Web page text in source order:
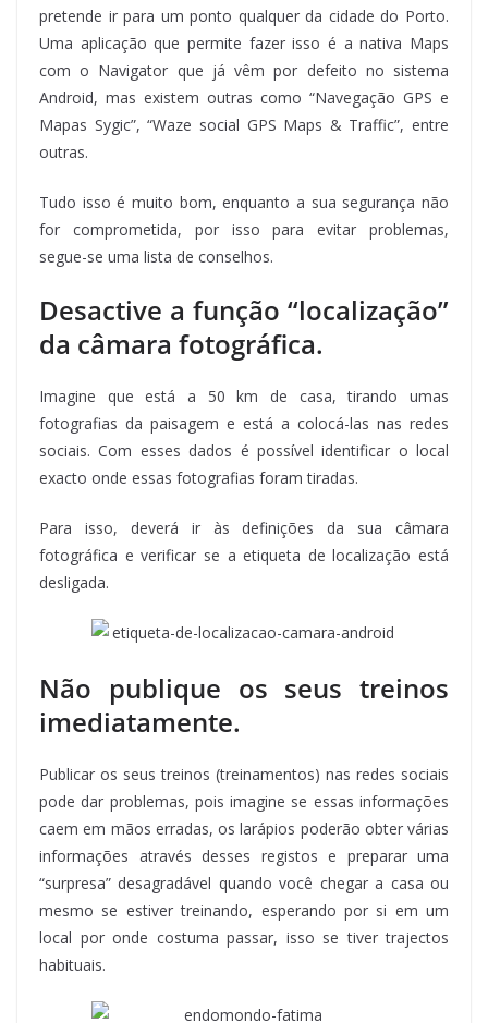
pretende ir para um ponto qualquer da cidade do Porto.
Uma aplicação que permite fazer isso é a nativa Maps
com o Navigator que já vêm por defeito no sistema
Android, mas existem outras como “Navegação GPS e
Mapas Sygic”, “Waze social GPS Maps & Traffic”, entre
outras.
Tudo isso é muito bom, enquanto a sua segurança não
for comprometida, por isso para evitar problemas,
segue-se uma lista de conselhos.
Desactive a função “localização”
da câmara fotográfica.
Imagine que está a 50 km de casa, tirando umas
fotografias da paisagem e está a colocá-las nas redes
sociais. Com esses dados é possível identificar o local
exacto onde essas fotografias foram tiradas.
Para isso, deverá ir às definições da sua câmara
fotográfica e verificar se a etiqueta de localização está
desligada.
Não publique os seus treinos
imediatamente.
Publicar os seus treinos (treinamentos) nas redes sociais
pode dar problemas, pois imagine se essas informações
caem em mãos erradas, os larápios poderão obter várias
informações através desses registos e preparar uma
“surpresa” desagradável quando você chegar a casa ou
mesmo se estiver treinando, esperando por si em um
local por onde costuma passar, isso se tiver trajectos
habituais.